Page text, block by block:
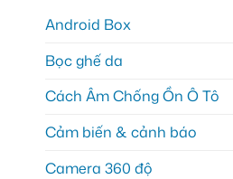
Android Box
Bọc ghế da
Cách Âm Chống Ồn Ô Tô
Cảm biến & cảnh báo
Camera 360 độ